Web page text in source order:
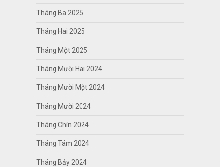
Tháng Ba 2025
Tháng Hai 2025
Tháng Một 2025
Tháng Mười Hai 2024
Tháng Mười Một 2024
Tháng Mười 2024
Tháng Chín 2024
Tháng Tám 2024
Tháng Bảy 2024